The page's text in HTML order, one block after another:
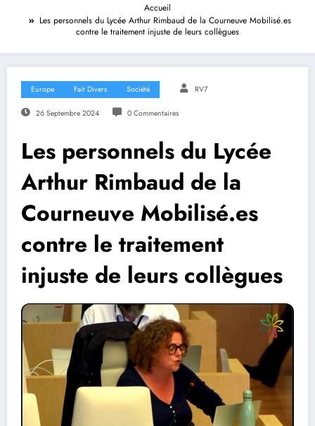
Accueil
Les personnels du Lycée Arthur Rimbaud de la Courneuve Mobilisé.es
contre le traitement injuste de leurs collègues
Europe Fait Divers Société RV7
26 Septembre 2024 0 Commentaires
Les personnels du Lycée
Arthur Rimbaud de la
Courneuve Mobilisé.es
contre le traitement
injuste de leurs collègues